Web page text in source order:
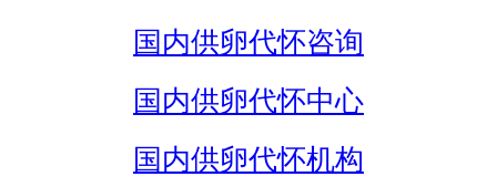
国内供卵代怀咨询
国内供卵代怀中心
国内供卵代怀机构